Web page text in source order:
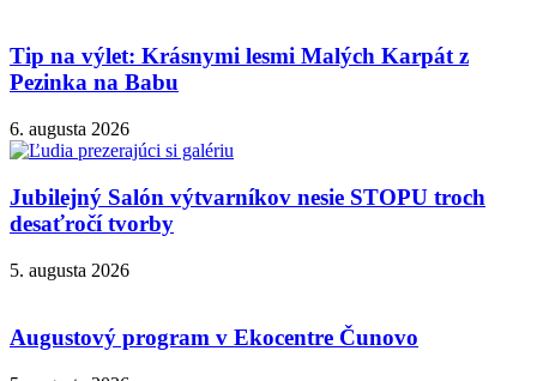
Tip na výlet: Krásnymi lesmi Malých Karpát z
Pezinka na Babu
6. augusta 2026
Jubilejný Salón výtvarníkov nesie STOPU troch
desaťročí tvorby
5. augusta 2026
Augustový program v Ekocentre Čunovo